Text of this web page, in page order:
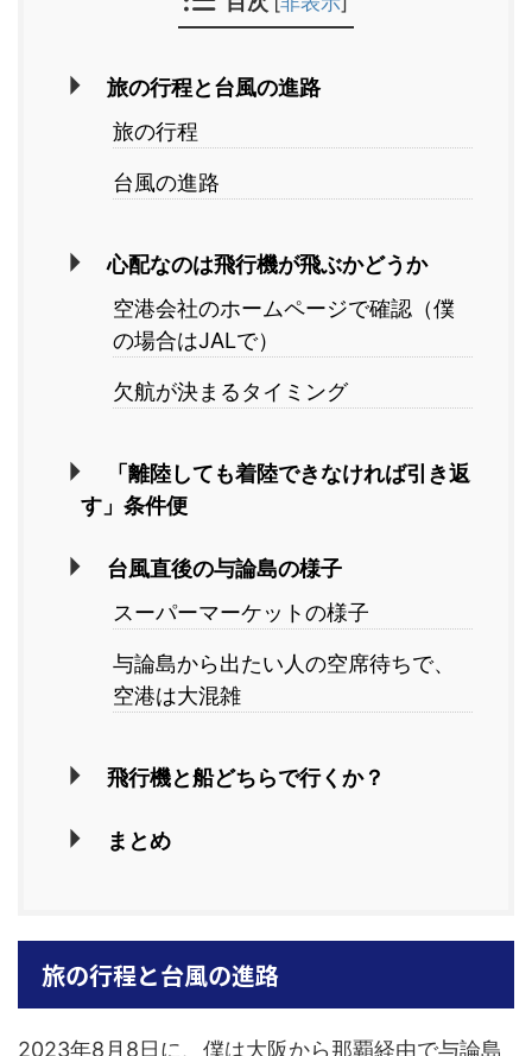
旅の行程と台風の進路
旅の行程
台風の進路
心配なのは飛行機が飛ぶかどうか
空港会社のホームページで確認（僕
の場合はJALで）
欠航が決まるタイミング
「離陸しても着陸できなければ引き返
す」条件便
台風直後の与論島の様子
スーパーマーケットの様子
与論島から出たい人の空席待ちで、
空港は大混雑
飛行機と船どちらで行くか？
まとめ
旅の行程と台風の進路
2023年8月8日に、僕は大阪から那覇経由で与論島